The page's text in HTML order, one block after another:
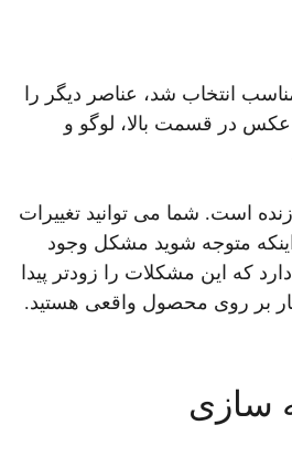
انتخاب شد، عناصر دیگر را
در قسمت بالا، لوگو و
است. شما می توانید تغییرات
متوجه شوید مشکل وجود
که این مشکلات را زودتر پیدا
بر روی محصول واقعی هستید.